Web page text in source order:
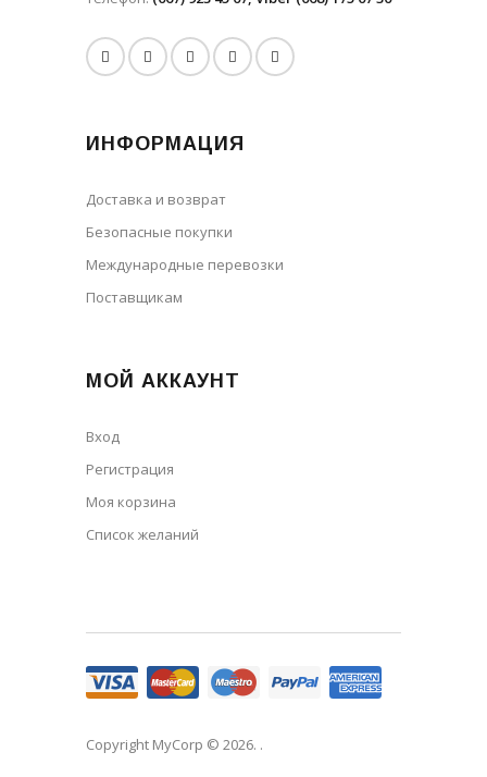
ИНФОРМАЦИЯ
Доставка и возврат
Безопасные покупки
Международные перевозки
Поставщикам
МОЙ АККАУНТ
Вход
Регистрация
Моя корзина
Cписок желаний
Copyright MyCorp © 2026. .